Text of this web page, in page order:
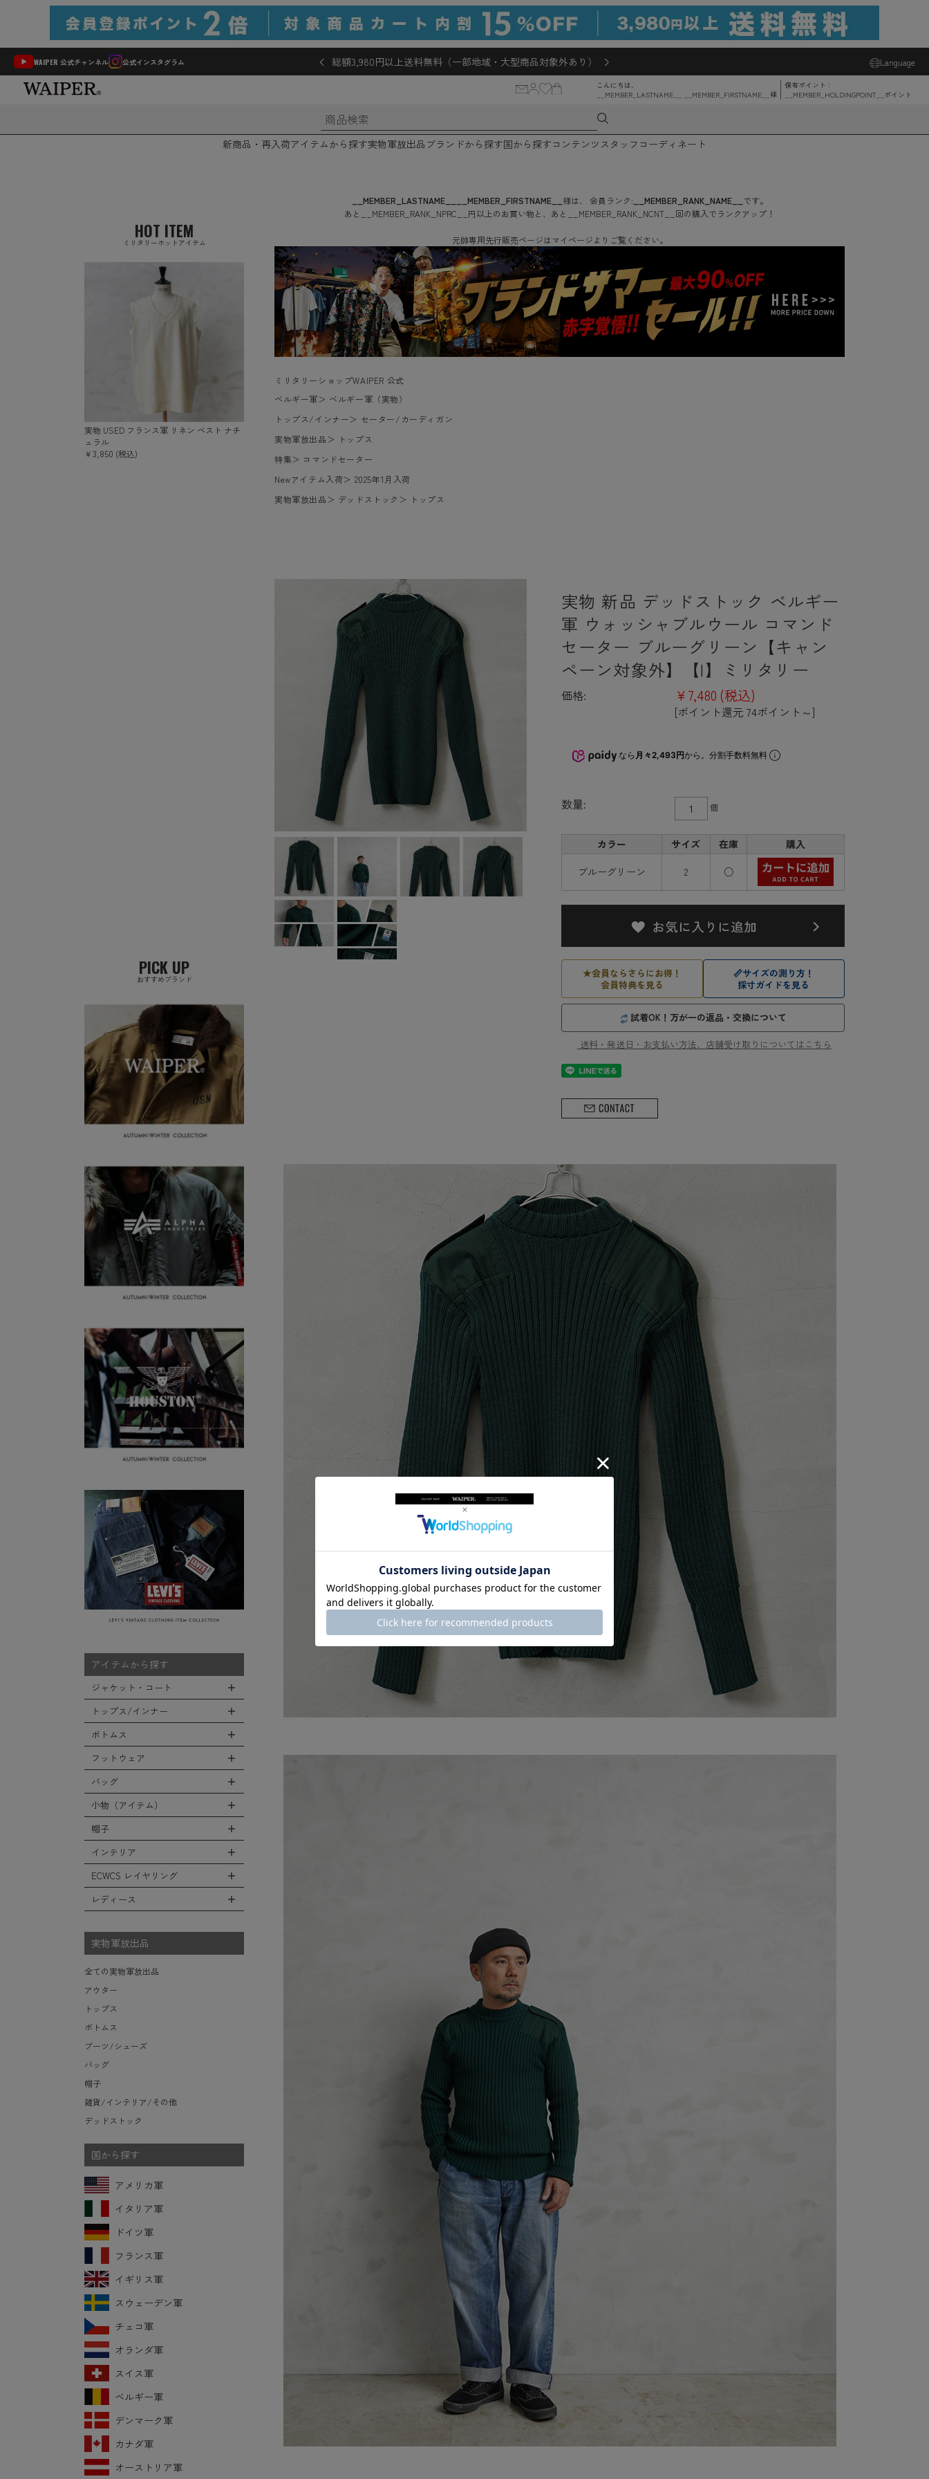
WAIPER 公式チャンネル 公式インスタグラム 総額3,980円以上送料無料（一部地域・大型商品対象外あり） Language
こんにちは、
__MEMBER_LASTNAME__ __MEMBER_FIRSTNAME__ 様
保有ポイント：
__MEMBER_HOLDINGPOINT__
ポイント
新商品・再入荷アイテムから探す実物軍放出品 ブランドから探す国から探す コンテンツ スタッフコーディネート
__MEMBER_LASTNAME__ __MEMBER_FIRSTNAME__ 様は、 会員ランク: __MEMBER_RANK_NAME__ です。
あと
__MEMBER_RANK_NPRC__ 円以上のお買い物と、あと __MEMBER_RANK_NCNT__ 回の購入でランクアップ！
元帥専用先行販売ページはマイページよりご覧ください。
ミリタリーショップWAIPER 公式
ベルギー軍＞ ベルギー軍（実物）
トップス/インナー＞ セーター/カーディガン
実物軍放出品 ＞
トップス
特集＞ コマンドセーター
Newアイテム入荷＞ 2025年1月入荷
実物軍放出品 ＞ デッドストック ＞ トップス
実物 新品 デッドストック ベルギー
軍 ウォッシャブルウール コマンド
セーター ブルーグリーン【キャン
ペーン対象外】【I】ミリタリー
価格: ¥7,480 (税込)
[ポイント還元 74ポイント～]
なら 月々2,493円から。分割手数料無料
数量: 個
カラー サイズ 在庫
購入
ブルーグリーン
2 ○
★会員ならさらにお得！
会員特典を見る
📏サイズの測り方！
採寸ガイドを見る
試着OK！万が一の返品・交換について
送料・発送日・お支払い方法、店舗受け取りについてはこちら
HOT ITEM
ミリタリーホットアイテム
実物 USED フランス軍 リネン ベスト ナチ
ュラル
￥3,850 (税込)
PICK UP
おすすめブランド
アイテムから探す
ジャケット・コート
全てのジャケット・コート
LEVEL7
フライトジャケット
M-65ジャケット
タンカースジャケット
コート
フリースジャケット
レザーアウター
ジャケットライナー
モッズコート
トップス/インナー
全てのトップス/インナー
Tシャツ
シャツ
スウェット/パーカー
セーター/カーディガン
ベスト
タンクトップ
ボトムス
全てのボトムス
カーゴパンツ
デニムパンツ
チノ，ワークパンツ
ファティーグパンツ
ナイロンパンツ
スウェットパンツ
ショートパンツ
アンダー（下着）
フットウェア
全てのフットウェア
ブーツ
シューズ・スニーカー
サンダル
レインシューズ・ブーツ
ソックス/靴下
バッグ
全てのバッグ
リュックサック
ショルダーバッグ
ヘルメットバッグ
トートバッグ
ダッフルバッグ
ボストンバッグ
ポーチ/ケース/etc
スーツケース/キャリーバッグ
ビジネスバッグ
小物（アイテム）
全ての小物（アイテム）
グローブ（手袋）
防寒物（ネックウォーマーetc）
傘/ポンチョ
ミリタリーウォッチ
サングラス・ゴーグル
帽子
全ての帽子
キャップ
ハット
ニット帽（ビーニー）
ベレー帽
ハンチング
キャスケット
その他
インテリア
全てのインテリア
デスク、椅子、家具
ボックス/ガソリン缶/etc
生地・テントシェル
ECWCS レイヤリング
全てのECWCS
ミッドベースレイヤー Level.2
ウィンドレイヤー Level.4
ソフトシェルレイヤー Level.5
ハードシェルレイヤー Level.6
アウターレイヤー Level.7
レディース
実物軍放出品
全ての実物軍放出品
アウター
トップス
ボトムス
ブーツ/シューズ
バッグ
帽子
雑貨/インテリア/その他
デッドストック
国から探す
アメリカ軍
イタリア軍
ドイツ軍
フランス軍
イギリス軍
スウェーデン軍
チェコ軍
オランダ軍
スイス軍
ベルギー軍
デンマーク軍
カナダ軍
オーストリア軍